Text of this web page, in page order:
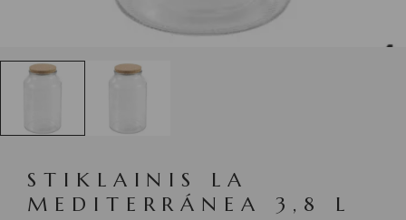
STIKLAINIS LA
MEDITERRÁNEA 3,8 L